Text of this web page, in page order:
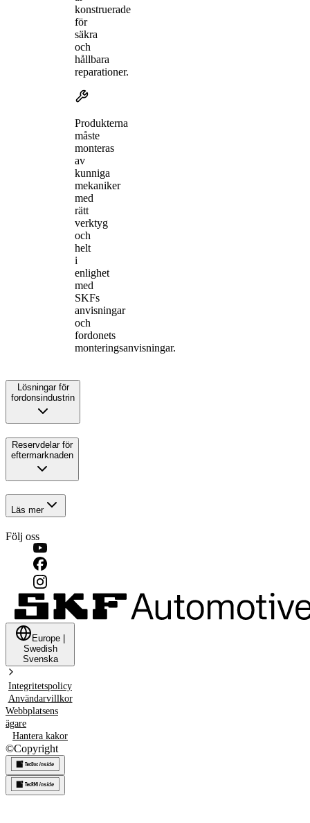
konstruerade
för
säkra
och
hållbara
reparationer.
Produkterna
måste
monteras
av
kunniga
mekaniker
med
rätt
verktyg
och
helt
i
enlighet
med
SKFs
anvisningar
och
fordonets
monteringsanvisningar.
Lösningar för
fordonsindustrin
Reservdelar för
eftermarknaden
Läs mer
Följ oss
Europe
Swedish
Svenska
Integritetspolicy
Användarvillkor
Webbplatsens
ägare
Hantera kakor
©Copyright